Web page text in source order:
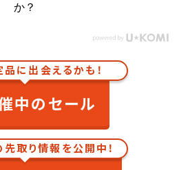
か？
に出会えるかも！
中のセール
取り情報を公開中！